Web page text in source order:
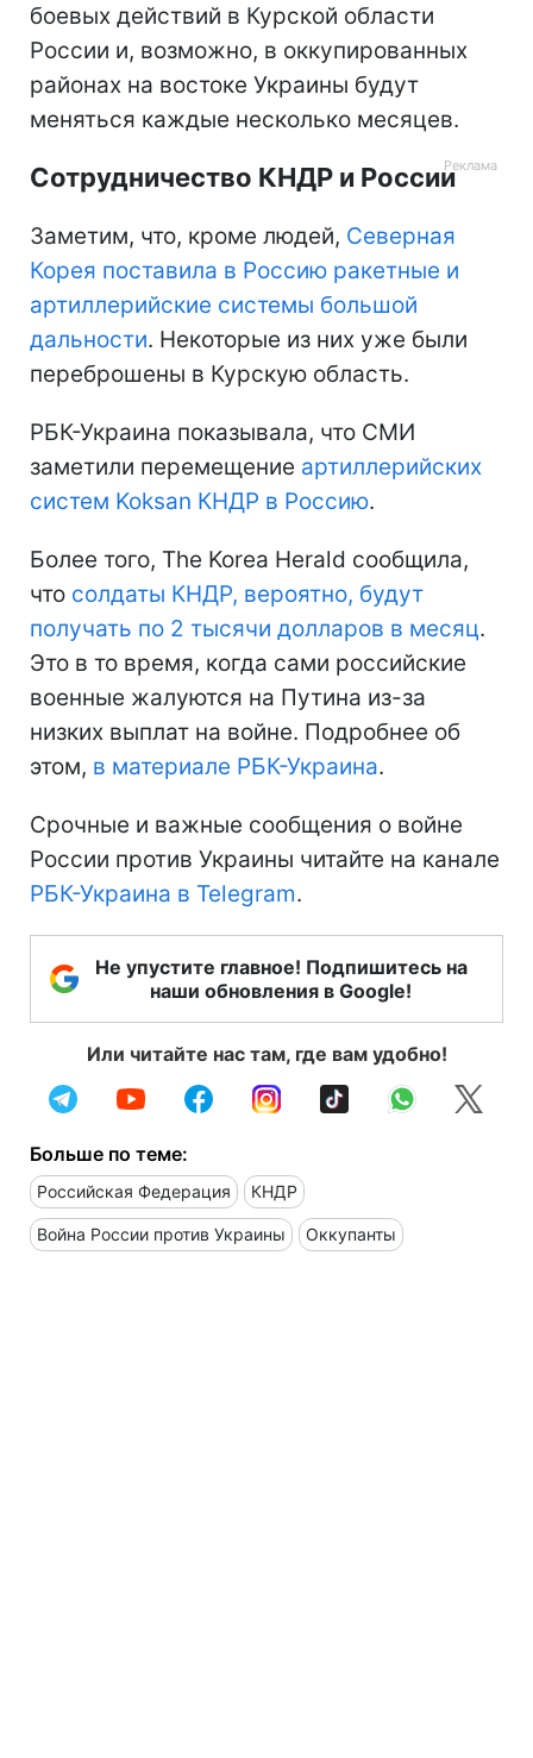
боевых действий в Курской области
России и, возможно, в оккупированных
районах на востоке Украины будут
меняться каждые несколько месяцев.
Сотрудничество КНДР и России
Заметим, что, кроме людей, Северная
Корея поставила в Россию ракетные и
артиллерийские системы большой
дальности. Некоторые из них уже были
переброшены в Курскую область.
РБК-Украина показывала, что СМИ
заметили перемещение артиллерийских
систем Koksan КНДР в Россию.
Более того, The Korea Herald сообщила,
что солдаты КНДР, вероятно, будут
получать по 2 тысячи долларов в месяц.
Это в то время, когда сами российские
военные жалуются на Путина из-за
низких выплат на войне. Подробнее об
этом, в материале РБК-Украина.
Срочные и важные сообщения о войне
России против Украины читайте на канале
РБК-Украина в Telegram.
Не упустите главное! Подпишитесь на
наши обновления в Google!
Или читайте нас там, где вам удобно!
Больше по теме:
Российская Федерация КНДР
Война России против Украины Оккупанты